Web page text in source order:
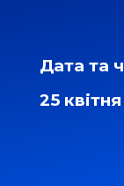
Дата та
25